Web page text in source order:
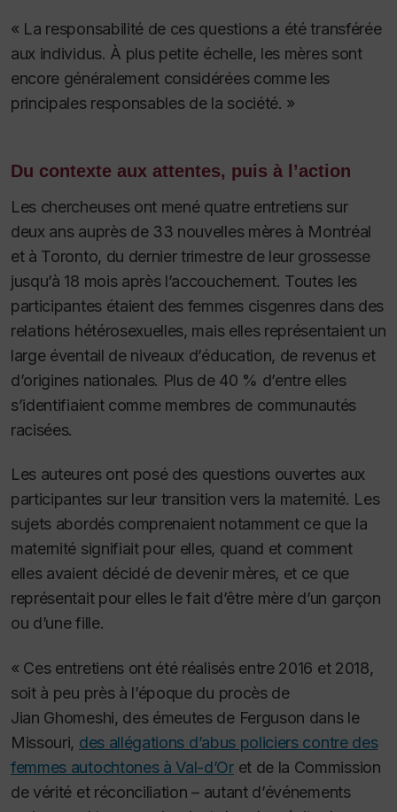
« La responsabilité de ces questions a été transférée
aux individus. À plus petite échelle, les mères sont
encore généralement considérées comme les
principales responsables de la société. »
Du contexte aux attentes, puis à l’action
Les chercheuses ont mené quatre entretiens sur
deux ans auprès de 33 nouvelles mères à Montréal
et à Toronto, du dernier trimestre de leur grossesse
jusqu’à 18 mois après l’accouchement. Toutes les
participantes étaient des femmes cisgenres dans des
relations hétérosexuelles, mais elles représentaient un
large éventail de niveaux d’éducation, de revenus et
d’origines nationales. Plus de 40 % d’entre elles
s’identifiaient comme membres de communautés
racisées.
Les auteures ont posé des questions ouvertes aux
participantes sur leur transition vers la maternité. Les
sujets abordés comprenaient notamment ce que la
maternité signifiait pour elles, quand et comment
elles avaient décidé de devenir mères, et ce que
représentait pour elles le fait d’être mère d’un garçon
ou d’une fille.
« Ces entretiens ont été réalisés entre 2016 et 2018,
soit à peu près à l’époque du procès de
Jian Ghomeshi, des émeutes de Ferguson dans le
Missouri, des allégations d’abus policiers contre des
femmes autochtones à Val-d’Oret de la Commission
de vérité et réconciliation – autant d’événements